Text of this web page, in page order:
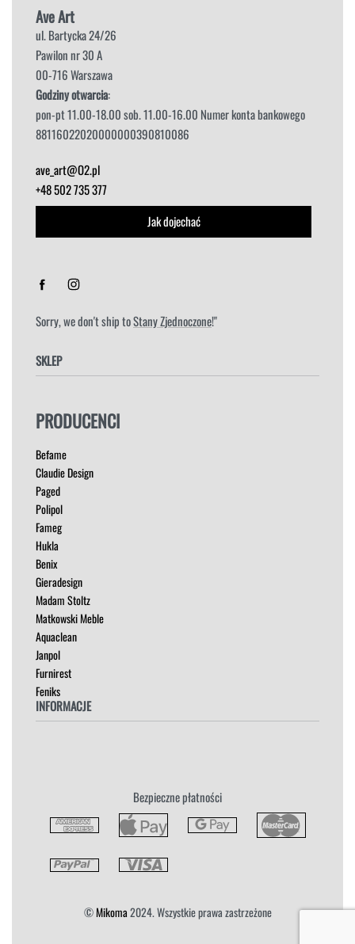
Ave Art
ul. Bartycka 24/26
Pawilon nr 30 A
00-716 Warszawa
Godziny otwarcia:
pon-pt 11.00-18.00 sob. 11.00-16.00 Numer konta bankowego
88116022020000000390810086
ave_art@O2.pl
+48 502 735 377
Jak dojechać
Sorry, we don't ship toStany Zjednoczone!"
SKLEP
HOKERY
ŁÓŻKA
MEBLE RTV
NAROŻNIKI
OUTLET
PUFY
SOFY
STOLIKI
STOŁY
SZAFKI I KOMODY
PRODUCENCI
Befame
Claudie Design
Paged
Polipol
Fameg
Hukla
Benix
Gieradesign
Madam Stoltz
Matkowski Meble
Aquaclean
Janpol
Furnirest
Feniks
INFORMACJE
Płatność i Dostawa
Bezpieczne płatności
©Mikoma2024. Wszystkie prawa zastrzeżone